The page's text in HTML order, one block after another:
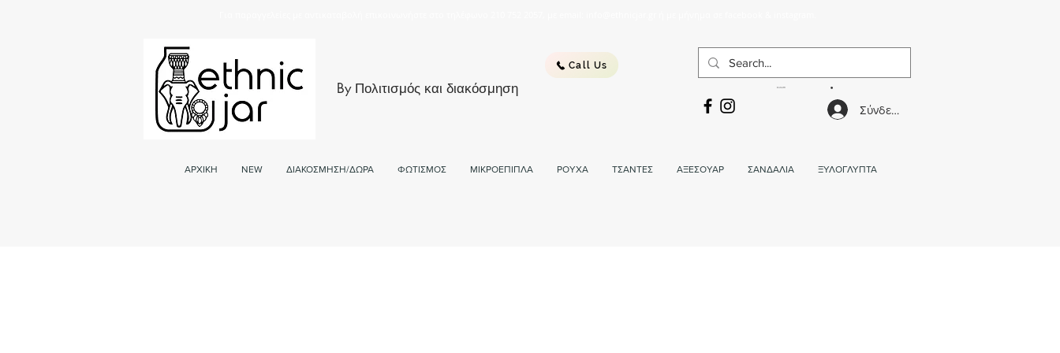
Call Us
By Πολιτισμός και διακόσμηση
Σύνδεση
ΑΡΧΙΚΗ NEW ΔΙΑΚΟΣΜΗΣΗ/ΔΩΡΑ ΦΩΤΙΣΜΟΣ ΜΙΚΡΟΕΠΙΠΛΑ ΡΟΥΧΑ ΤΣΑΝΤΕΣ ΑΞΕΣΟΥΑΡ ΣΑΝΔΑΛΙΑ ΞΥΛΟΓΛΥΠΤΑ